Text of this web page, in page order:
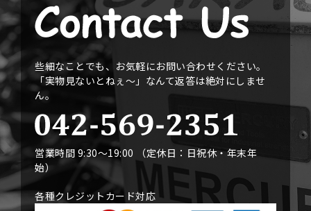
些細なことでも、お気軽にお問い合わせください。
「実物見ないとねぇ〜」なんて返答は絶対にしませ
ん。
営業時間 9:30〜19:00 （定休日：日祝休・年末年
始）
各種クレジットカード対応